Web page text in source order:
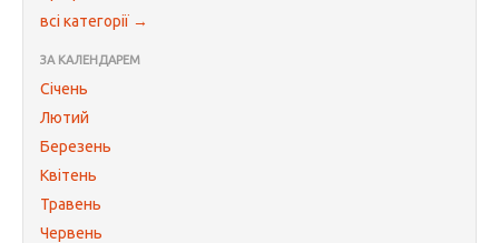
всі категорії →
ЗА КАЛЕНДАРЕМ
Січень
Лютий
Березень
Квітень
Травень
Червень